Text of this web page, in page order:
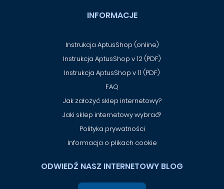
INFORMACJE
Instrukcja AptusShop (online)
Instrukcja AptusShop v 12 (PDF)
Instrukcja AptusShop v 11 (PDF)
FAQ
Jak założyć sklep internetowy?
Jaki sklep internetowy wybrać?
Polityka prywatności
Informacja o plikach cookie
ODWIEDŹ NASZ INTERNETOWY BLOG